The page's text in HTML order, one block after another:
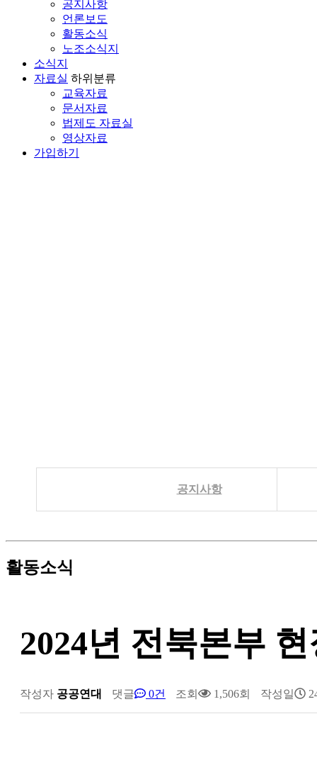
공지사항
언론보도
활동소식
노조소식지
소식지
자료실 하위분류
교육자료
문서자료
법제도 자료실
영상자료
가입하기
공지사항
활동소식
2024년 전북본부
작성자 공공연대 댓글 0건 조회 1,506회 작성일